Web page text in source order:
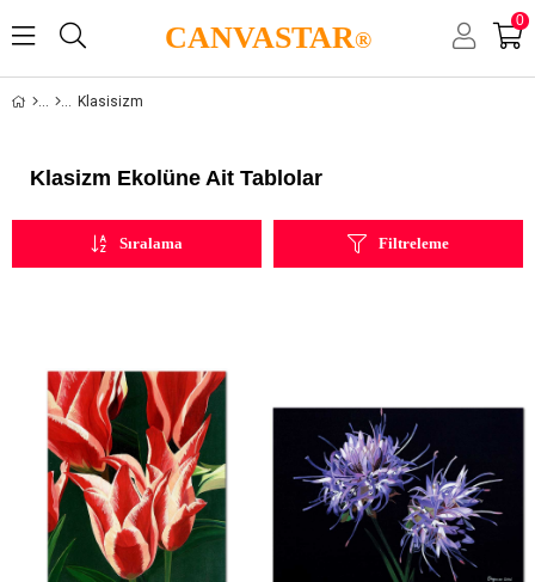
CANVASTAR®
0
Klasisizm
Klasizm Ekolüne Ait Tablolar
Filtreleme
Sıralama